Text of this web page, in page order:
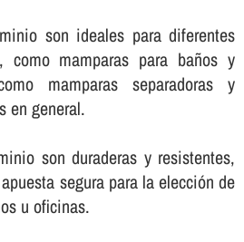
son ideales para diferentes
como mamparas para baños y
mamparas separadoras y
en general.
son duraderas y resistentes,
segura para la elección de
u oficinas.